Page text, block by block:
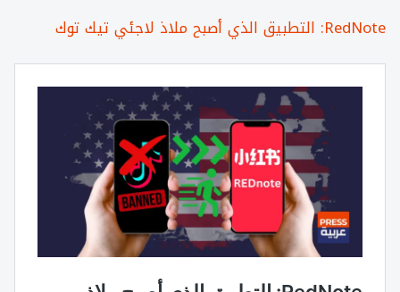
RedNote: التطبيق الذي أصبح ملاذ لاجئي تيك توك